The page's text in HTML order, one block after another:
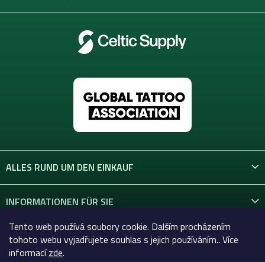
Tento web používá soubory cookie. Dalším procházením
tohoto webu vyjadřujete souhlas s jejich používáním.. Více
informacízde.
ALLES RUND UM DEN EINKAUF
INFORMATIONEN FÜR SIE
KONTAKT